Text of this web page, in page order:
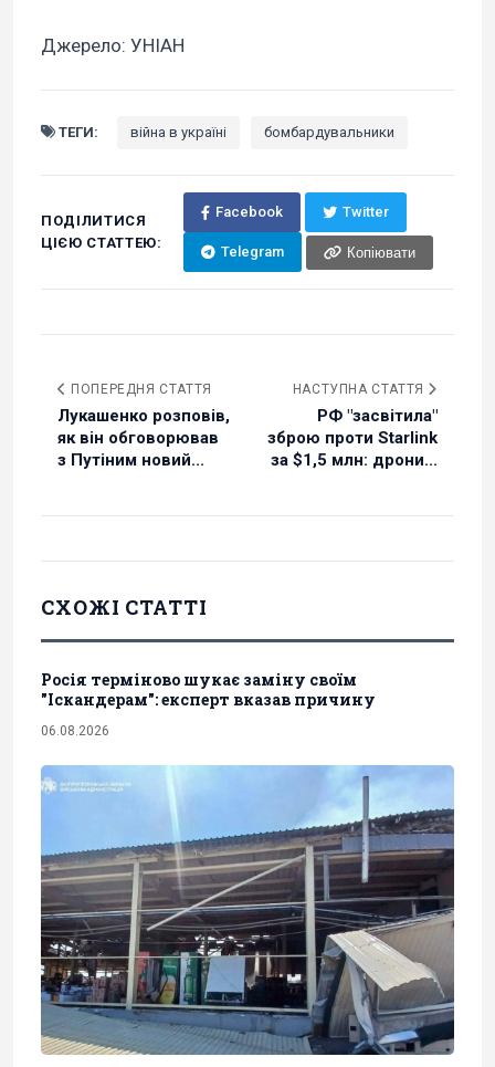
Джерело: УНІАН
ТЕГИ: війна в україні бомбардувальники
ПОДІЛИТИСЯ
ЦІЄЮ СТАТТЕЮ:
Facebook Twitter
Telegram Копіювати
ПОПЕРЕДНЯ СТАТТЯ
Лукашенко розповів,
як він обговорював
з Путіним новий...
НАСТУПНА СТАТТЯ
РФ "засвітила"
зброю проти Starlink
за $1,5 млн: дрони...
СХОЖІ СТАТТІ
Росія терміново шукає заміну своїм
"Іскандерам": експерт вказав причину
06.08.2026